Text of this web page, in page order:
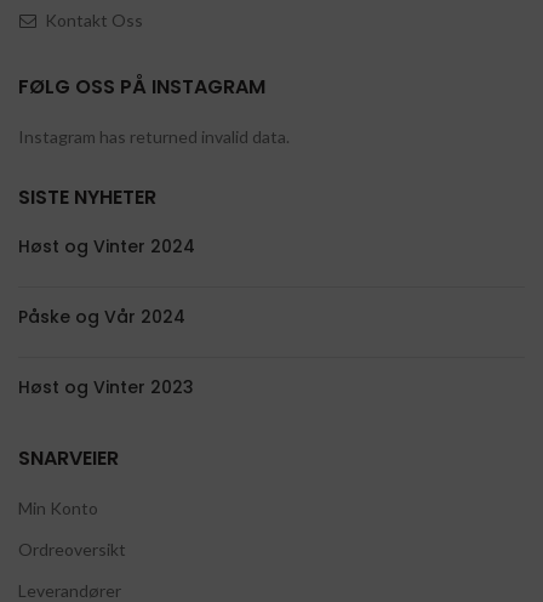
Kontakt Oss
FØLG OSS PÅ INSTAGRAM
Instagram has returned invalid data.
SISTE NYHETER
Høst og Vinter 2024
Påske og Vår 2024
Høst og Vinter 2023
SNARVEIER
Min Konto
Ordreoversikt
Leverandører